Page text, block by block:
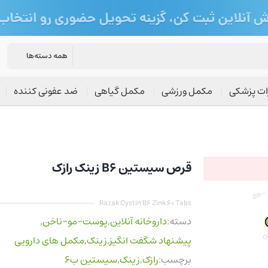
پزشکی مکمل ورزشی مکمل گیاهی ضد عفونی کننده
قرص سیستین B6 زینک رازک
Razak Cystin B6 Zink 60 Tabs
دسته:داروخانه آنلاین,پوست-مو-ناخن,
پیشنهاد شگفت انگیز,زینک,مکمل های دارویی
برچسب:رازک,زینک,سیستین ب6